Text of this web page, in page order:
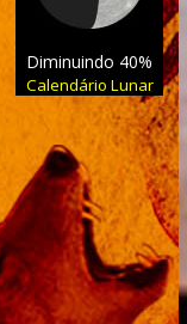
Diminuindo 40%
Calendário Lunar